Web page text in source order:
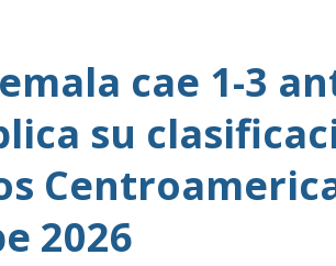
cae 1-3
su
2026